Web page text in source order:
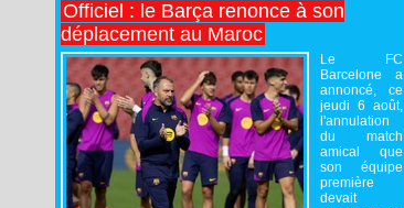
Officiel : le Barça renonce à son
déplacement au Maroc
Le FC
Barcelone a
annoncé, ce
jeudi 6 août,
l'annulation
du match
amical que
son équipe
première
devait